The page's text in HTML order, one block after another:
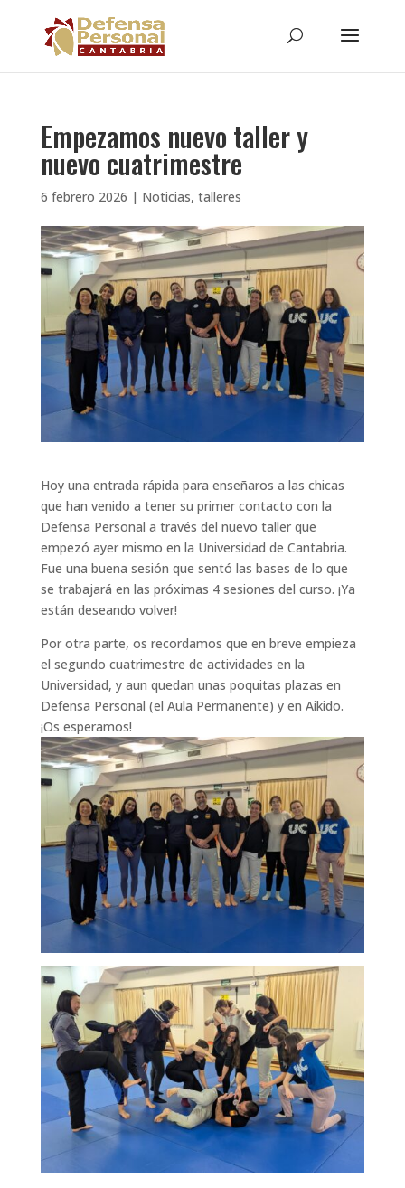
Empezamos nuevo taller y
nuevo cuatrimestre
6 febrero 2026 | Noticias, talleres
Hoy una entrada rápida para enseñaros a las chicas
que han venido a tener su primer contacto con la
Defensa Personal a través del nuevo taller que
empezó ayer mismo en la Universidad de Cantabria.
Fue una buena sesión que sentó las bases de lo que
se trabajará en las próximas 4 sesiones del curso. ¡Ya
están deseando volver!
Por otra parte, os recordamos que en breve empieza
el segundo cuatrimestre de actividades en la
Universidad, y aun quedan unas poquitas plazas en
Defensa Personal (el Aula Permanente) y en Aikido.
¡Os esperamos!